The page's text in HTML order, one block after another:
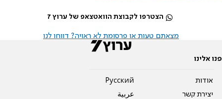
הצטרפו לקבוצת הוואטצאפ של ערוץ 7
מצאתם טעות או פרסומת לא ראויה? דווחו לנו
פנו אלינו
אודות
יצירת קשר
Pусский
عربية